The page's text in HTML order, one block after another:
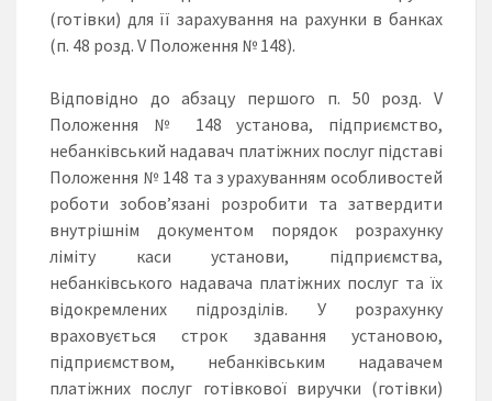
(готівки) для її зарахування на рахунки в банках
(п. 48 розд. V Положення № 148).
Відповідно до абзацу першого п. 50 розд. V
Положення № 148 установа, підприємство,
небанківський надавач платіжних послуг підставі
Положення № 148 та з урахуванням особливостей
роботи зобов’язані розробити та затвердити
внутрішнім документом порядок розрахунку
ліміту каси установи, підприємства,
небанківського надавача платіжних послуг та їх
відокремлених підрозділів. У розрахунку
враховується строк здавання установою,
підприємством, небанківським надавачем
платіжних послуг готівкової виручки (готівки)